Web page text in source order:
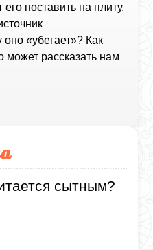
поставить на плиту,
«убегает»? Как
может рассказать нам
сытным?